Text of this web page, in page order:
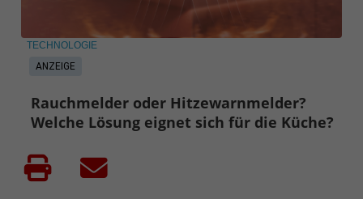
ANZEIGE
TECHNOLOGIE
Rauchmelder oder Hitzewarnmelder?
Welche Lösung eignet sich für die Küche?